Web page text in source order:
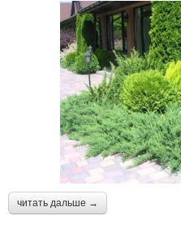
читать дальше →